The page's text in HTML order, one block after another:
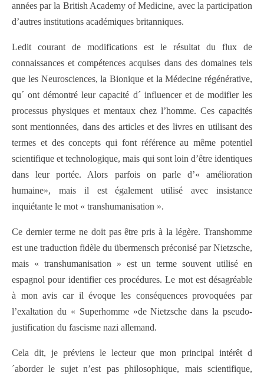
années par la British Academy of Medicine, avec la participation
d’autres institutions académiques britanniques.
Ledit courant de modifications est le résultat du flux de
connaissances et compétences acquises dans des domaines tels
que les Neurosciences, la Bionique et la Médecine régénérative,
qu´ ont démontré leur capacité d´ influencer et de modifier les
processus physiques et mentaux chez l’homme. Ces capacités
sont mentionnées, dans des articles et des livres en utilisant des
termes et des concepts qui font référence au même potentiel
scientifique et technologique, mais qui sont loin d’être identiques
dans leur portée. Alors parfois on parle d’« amélioration
humaine», mais il est également utilisé avec insistance
inquiétante le mot « transhumanisation ».
Ce dernier terme ne doit pas être pris à la légère. Transhomme
est une traduction fidèle du übermensch préconisé par Nietzsche,
mais « transhumanisation » est un terme souvent utilisé en
espagnol pour identifier ces procédures. Le mot est désagréable
à mon avis car il évoque les conséquences provoquées par
l’exaltation du « Superhomme »de Nietzsche dans la pseudo-
justification du fascisme nazi allemand.
Cela dit, je préviens le lecteur que mon principal intérêt d
´aborder le sujet n’est pas philosophique, mais scientifique,